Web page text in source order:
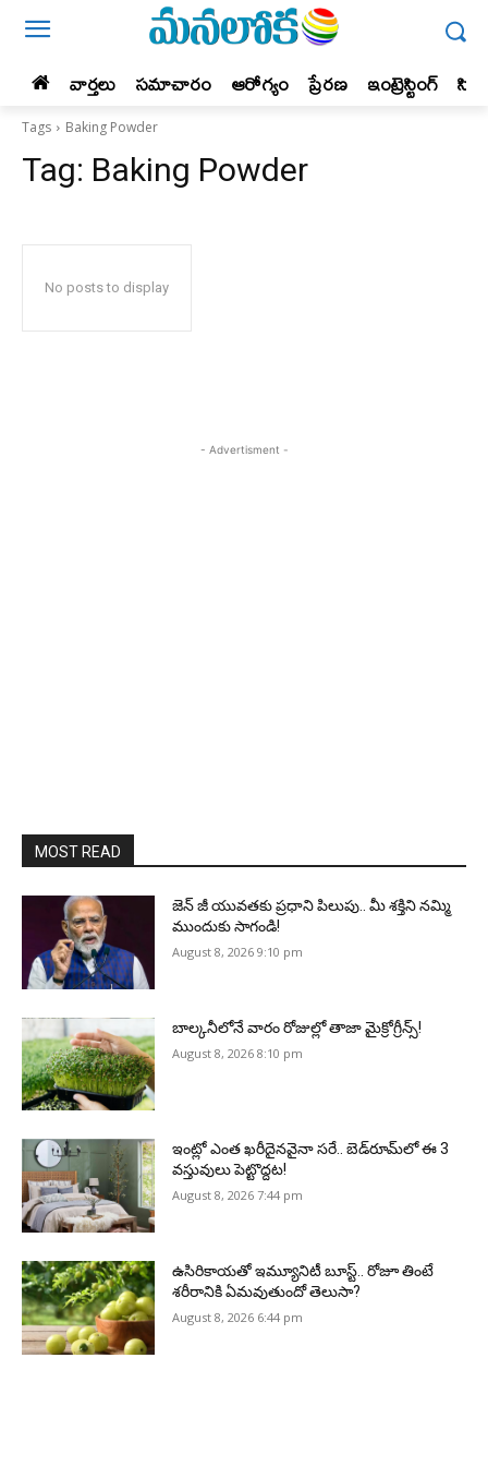
వార్తలు సమాచారం ఆరోగ్యం ప్రేర‌ణ‌ ఇంట్రెస్టింగ్‌
Tags Baking Powder
Tag: Baking Powder
No posts to display
- Advertisment -
MOST READ
జెన్‌ జీ యువతకు ప్రధాని పిలుపు.. మీ శక్తిని నమ్మి
ముందుకు సాగండి!
August 8, 2026 9:10 pm
బాల్కనీలోనే వారం రోజుల్లో తాజా మైక్రోగ్రీన్స్‌!
August 8, 2026 8:10 pm
ఇంట్లో ఎంత ఖరీదైనవైనా సరే.. బెడ్‌రూమ్‌లో ఈ 3
వస్తువులు పెట్టొద్దట!
August 8, 2026 7:44 pm
ఉసిరికాయతో ఇమ్యూనిటీ బూస్ట్‌.. రోజూ తింటే
శరీరానికి ఏమవుతుందో తెలుసా?
August 8, 2026 6:44 pm